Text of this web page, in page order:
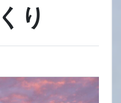
り